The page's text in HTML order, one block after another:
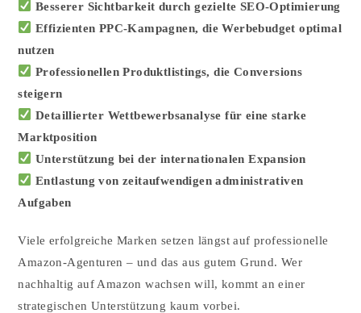
Besserer Sichtbarkeit durch gezielte SEO-Optimierung
Effizienten PPC-Kampagnen, die Werbebudget optimal
nutzen
Professionellen Produktlistings, die Conversions
steigern
Detaillierter Wettbewerbsanalyse für eine starke
Marktposition
Unterstützung bei der internationalen Expansion
Entlastung von zeitaufwendigen administrativen
Aufgaben
Viele erfolgreiche Marken setzen längst auf professionelle
Amazon-Agenturen – und das aus gutem Grund. Wer
nachhaltig auf Amazon wachsen will, kommt an einer
strategischen Unterstützung kaum vorbei.